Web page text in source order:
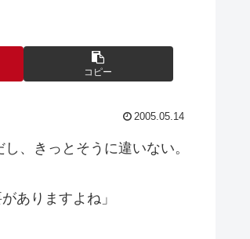
コピー
2005.05.14
、きっとそうに違いない。
ありますよね」